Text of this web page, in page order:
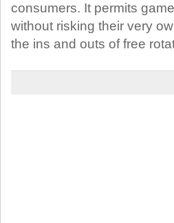
consumers. It permits
without risking their very
the ins and outs of free